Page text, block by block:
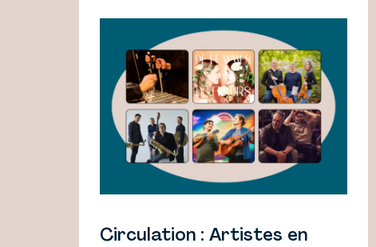
Circulation : Artistes en